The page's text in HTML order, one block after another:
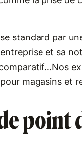
standard par
et sa
magasins et
point